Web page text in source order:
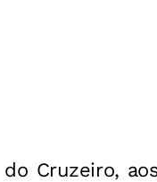
Cruzeiro,